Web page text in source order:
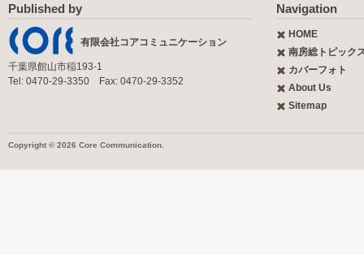
Published by
有限会社コアコミュニケーション
千葉県館山市稲193-1
Tel: 0470-29-3350 Fax: 0470-29-3352
Navigation
HOME
南房総トピック
カバーフォト
About Us
Sitemap
Copyright © 2026 Core Communication.